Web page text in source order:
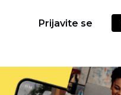
Prijavite se